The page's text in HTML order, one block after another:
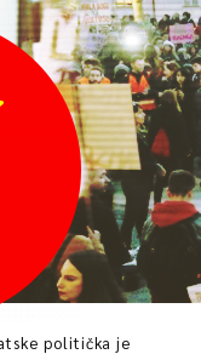
politička je